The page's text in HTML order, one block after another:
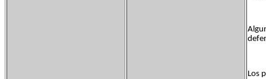
Los